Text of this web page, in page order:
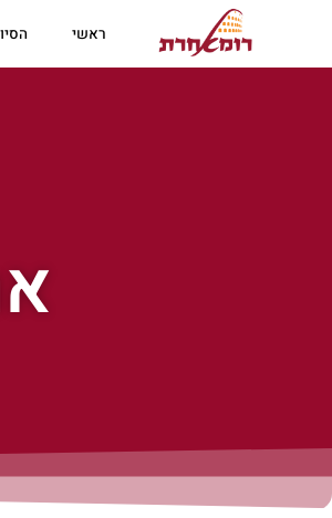
ראשי